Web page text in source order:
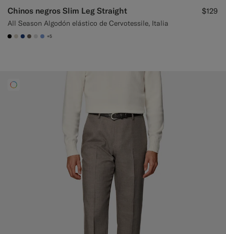
Chinos negros Slim Leg Straight
All Season Algodón elástico de Cervotessile, Italia
$129
#000000
#D7D1C3
#1C3D7A
#706559
#D9DADA
#82A1DC
+5